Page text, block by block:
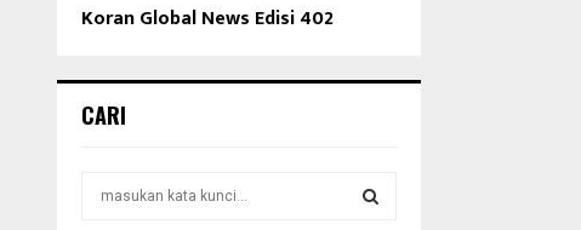
Koran Global News Edisi 402
CARI